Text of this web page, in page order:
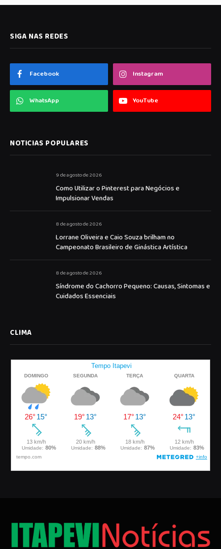
SIGA NAS REDES
Facebook Instagram
WhatsApp YouTube
NOTICIAS POPULARES
9 de agosto de 2026
Como Utilizar o Pinterest para Negócios e
Impulsionar Vendas
8 de agosto de 2026
Lorrane Oliveira e Caio Souza brilham no
Campeonato Brasileiro de Ginástica Artística
8 de agosto de 2026
Síndrome do Cachorro Pequeno: Causas, Sintomas e
Cuidados Essenciais
CLIMA